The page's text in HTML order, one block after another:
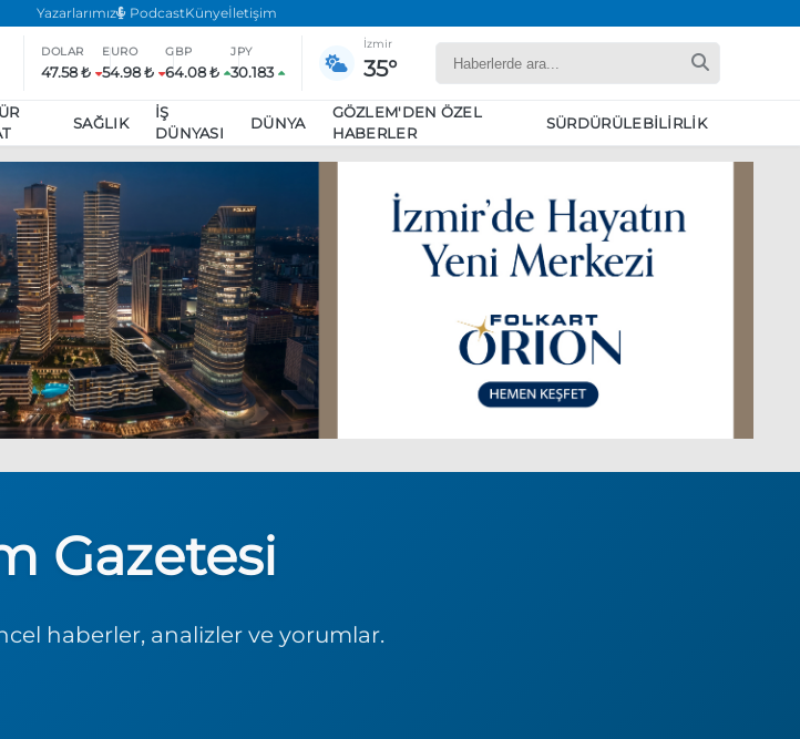
Yazarlarımız PodcastKünyeİletişim
DOLAR
47.58 ₺
EURO
54.98 ₺
GBP
64.08 ₺
JPY
30.183
İzmir
35°
SAĞLIK
İŞ
DÜNYASI
DÜNYA
GÖZLEM'DEN ÖZEL
HABERLER
SÜRDÜRÜLEBILIRLIK
Özgür Özel, Ekrem İmamoğlu’nu ziyaret edecek
aldı
Boykot
Gazetesi
haberler, analizler ve yorumlar.